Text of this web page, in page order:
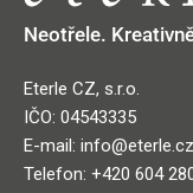
Neotřele.
Eterle CZ, s.r.o.
IČO: 04543335
E-mail: info@eterle.cz
Telefon: +420 604